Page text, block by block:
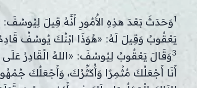
1وَحَدَثَ بَعْدَ هذِهِ الأُمُورِ أَنَّهُ قِيلَ
يَعْقُوبُ وَقِيلَ لَهُ: «هُوَذَا ابْنُكَ يُوسُفُ
3وَقَالَ يَعْقُوبُ لِيُوسُفَ: «اللهُ الْقَادِرُ
أَنَا أَجْعَلُكَ مُثْمِرًا وَأُكَثِّرُكَ، وَأَجْعَلُكَ